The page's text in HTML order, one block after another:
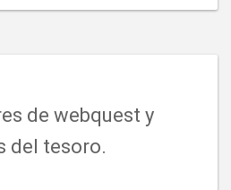
de webquest y
del tesoro.